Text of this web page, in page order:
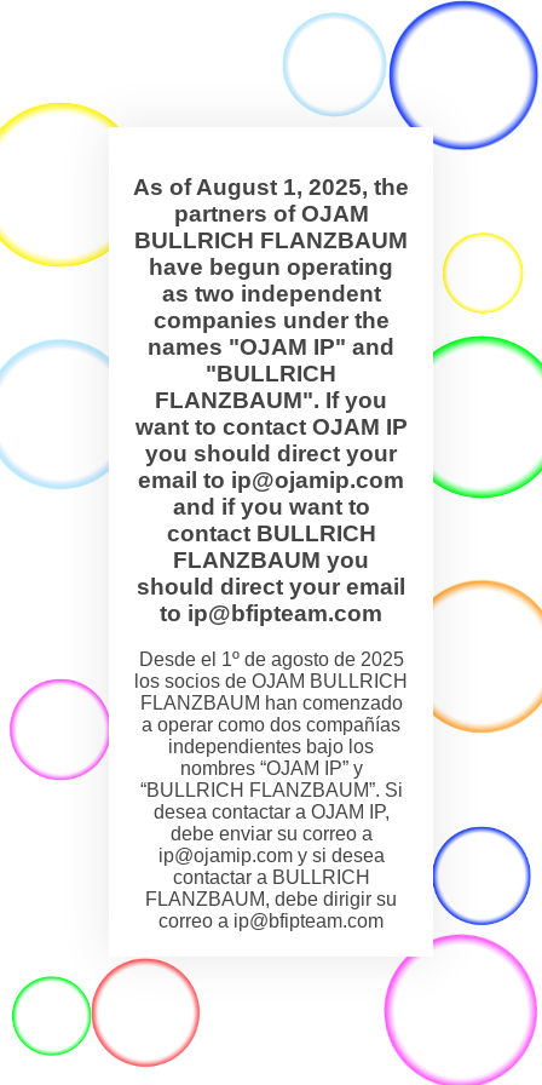
As of August 1, 2025, the
partners of OJAM
BULLRICH FLANZBAUM
have begun operating
as two independent
companies under the
names "OJAM IP" and
"BULLRICH
FLANZBAUM". If you
want to contact OJAM IP
you should direct your
email to ip@ojamip.com
and if you want to
contact BULLRICH
FLANZBAUM you
should direct your email
to ip@bfipteam.com
Desde el 1º de agosto de 2025
los socios de OJAM BULLRICH
FLANZBAUM han comenzado
a operar como dos compañías
independientes bajo los
nombres “OJAM IP” y
“BULLRICH FLANZBAUM”. Si
desea contactar a OJAM IP,
debe enviar su correo a
ip@ojamip.com y si desea
contactar a BULLRICH
FLANZBAUM, debe dirigir su
correo a ip@bfipteam.com